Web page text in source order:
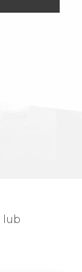
lub